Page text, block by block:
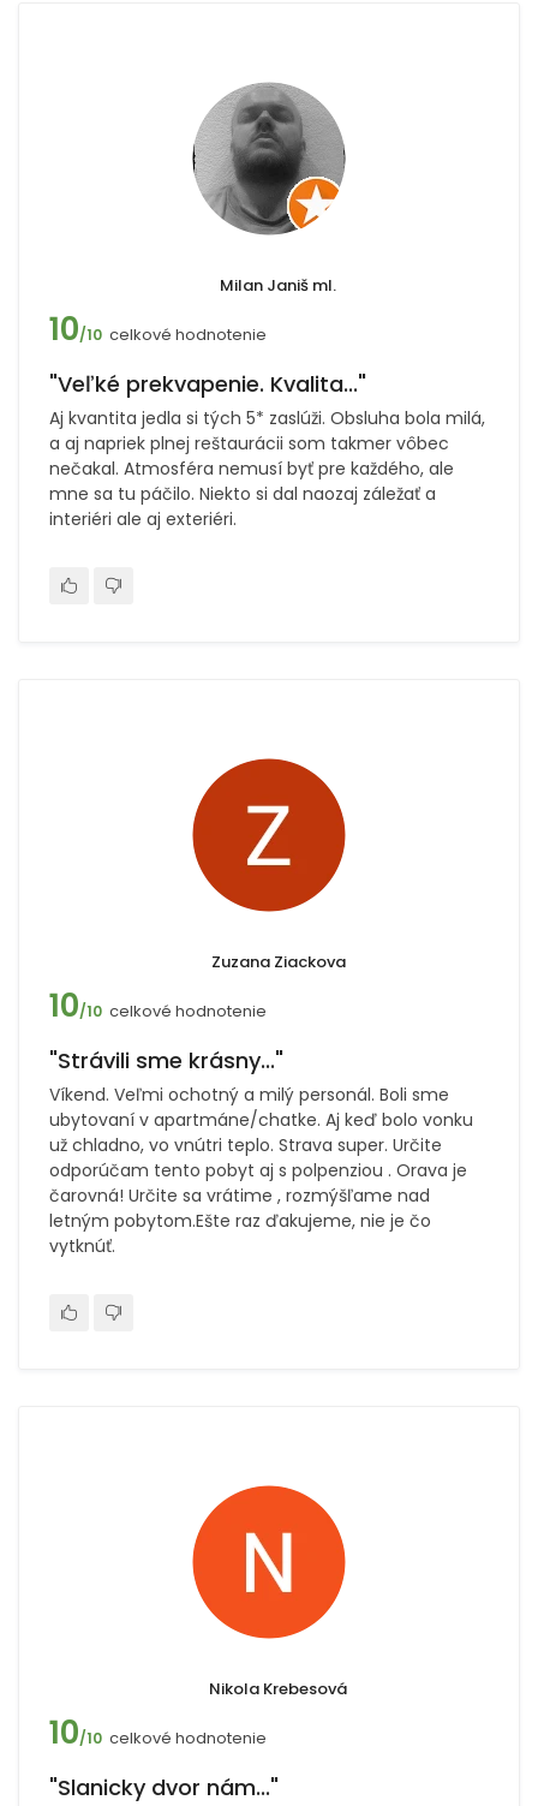
Milan Janiš ml.
10/10 celkové hodnotenie
"Veľké prekvapenie. Kvalita..."
Aj kvantita jedla si tých 5* zaslúži. Obsluha bola milá,
a aj napriek plnej reštaurácii som takmer vôbec
nečakal. Atmosféra nemusí byť pre každého, ale
mne sa tu páčilo. Niekto si dal naozaj záležať a
interiéri ale aj exteriéri.
Zuzana Ziackova
10/10 celkové hodnotenie
"Strávili sme krásny..."
Víkend. Veľmi ochotný a milý personál. Boli sme
ubytovaní v apartmáne/chatke. Aj keď bolo vonku
už chladno, vo vnútri teplo. Strava super. Určite
odporúčam tento pobyt aj s polpenziou . Orava je
čarovná! Určite sa vrátime , rozmýšľame nad
letným pobytom.Ešte raz ďakujeme, nie je čo
vytknúť.
Nikola Krebesová
10/10 celkové hodnotenie
"Slanicky dvor nám..."